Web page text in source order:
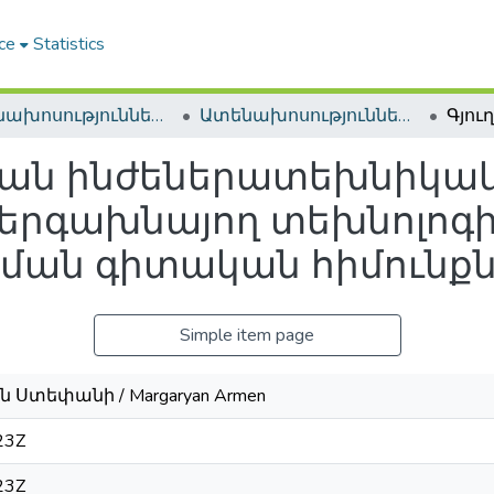
Statistics
Ատենախոսություններ և սեղմագրեր / Theses & Abstracts Ատենախոսություններ և սեղմագրեր / Theses & Abstracts
գիտական
Simple item page
/ Margaryan Armen